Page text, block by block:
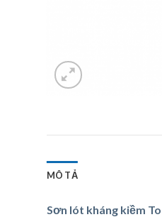
MÔ TẢ
Sơn lót kháng kiềm